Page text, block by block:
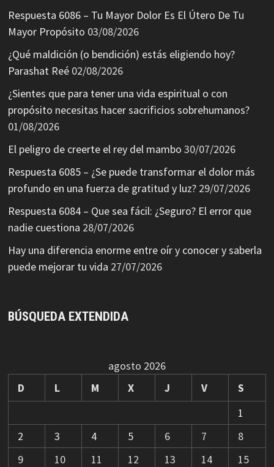
Respuesta 6086 – Tu Mayor Dolor Es El Útero De Tu
Mayor Propósito 03/08/2026
¿Qué maldición (o bendición) estás eligiendo hoy?
Parashat Reé 02/08/2026
¿Sientes que para tener una vida espiritual o con
propósito necesitas hacer sacrificios sobrehumanos?
01/08/2026
El peligro de creerte el rey del mambo 30/07/2026
Respuesta 6085 – ¿Se puede transformar el dolor más
profundo en una fuerza de gratitud y luz? 29/07/2026
Respuesta 6084 – Que sea fácil: ¿Seguro? El error que
nadie cuestiona 28/07/2026
Hay una diferencia enorme entre oír y conocer y saberla
puede mejorar tu vida 27/07/2026
BÚSQUEDA EXTENDIDA
agosto 2026
D
L M X J V
S
1
2
3 4 5 6 7
8
9
10 11 12 13 14
15